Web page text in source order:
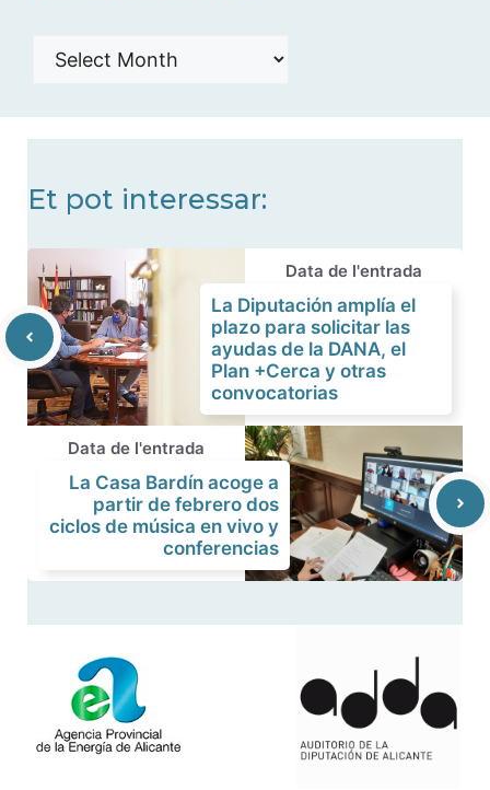
Histórico
Et pot interessar:
Data de l'entrada
La Diputación amplía el
plazo para solicitar las
ayudas de la DANA, el
Plan +Cerca y otras
convocatorias
Data de l'entrada
La Casa Bardín acoge a
partir de febrero dos
ciclos de música en vivo y
conferencias